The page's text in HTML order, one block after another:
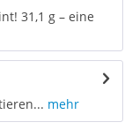
31,1 g – eine
mehr